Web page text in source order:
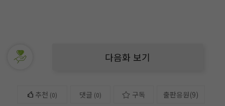
다음화 보기
추천 (0) 댓글 (0) 구독 출판응원(9)